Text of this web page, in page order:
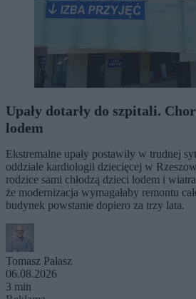
Upały dotarły do szpitali.
lodem
Ekstremalne upały postawiły w trudnej
oddziale kardiologii dziecięcej w
rodzice sami chłodzą dzieci lodem i
że modernizacja wymagałaby remontu
budynek powstanie dopiero za trzy lata.
Tomasz Pałasz
06.08.2026
3 min